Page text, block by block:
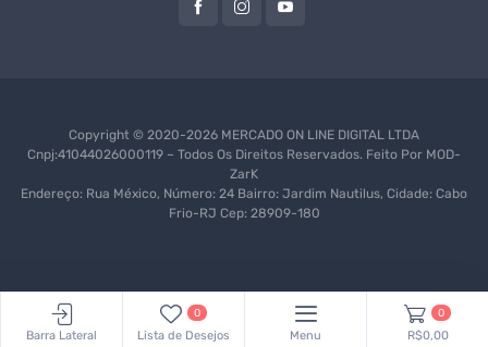
Copyright © 2020-2026 MERCADO ON LINE DIGITAL LTDA
Cnpj:41044026000119 – Todos Os Direitos Reservados. Feito Por MOD-
ZarK
Endereço: Rua México, Número: 24 Bairro: Jardim Nautilus, Cidade: Cabo
Frio-RJ Cep: 28909-180
Barra Lateral
0
Lista de Desejos Menu
0
R$0,00